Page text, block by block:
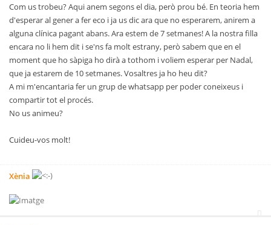
Com us trobeu? Aqui anem segons el dia, però prou bé. En teoria hem
d'esperar al gener a fer eco i ja us dic ara que no esperarem, anirem a
alguna clínica pagant abans. Ara estem de 7 setmanes! A la nostra filla
encara no li hem dit i se'ns fa molt estrany, però sabem que en el
moment que ho sàpiga ho dirà a tothom i voliem esperar per Nadal,
que ja estarem de 10 setmanes. Vosaltres ja ho heu dit?
A mi m'encantaria fer un grup de whatsapp per poder coneixeus i
compartir tot el procés.
No us animeu?
Cuideu-vos molt!
Xènia